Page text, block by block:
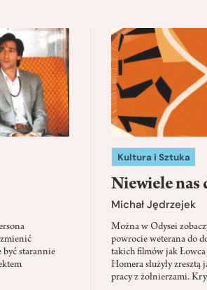
być starannie
Kultura i Sztuka
Niewiele nas
Michał Jędrzejek
Można w Odysei
powrocie weterana do
takich filmów jak Łowca
Homera służyły
pracy z żołnierzami.